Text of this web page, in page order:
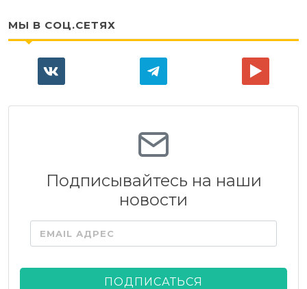
МЫ В СОЦ.СЕТЯХ
Подписывайтесь на наши
новости
EMAIL АДРЕС
ПОДПИСАТЬСЯ